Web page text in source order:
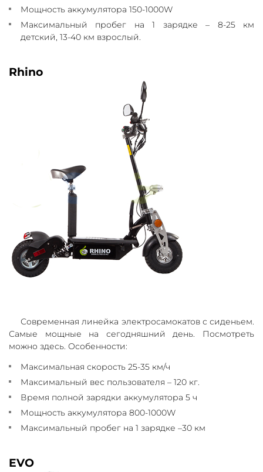
Мощность аккумулятора 150-1000W
Максимальный пробег на 1 зарядке – 8-25 км
детский, 13-40 км взрослый.
Rhino
Современная линейка электросамокатов с сиденьем.
Самые мощные на сегодняшний день. Посмотреть
можно здесь. Особенности:
Максимальная скорость 25-35 км/ч
Максимальный вес пользователя – 120 кг.
Время полной зарядки аккумулятора 5 ч
Мощность аккумулятора 800-1000W
Максимальный пробег на 1 зарядке –30 км
EVO